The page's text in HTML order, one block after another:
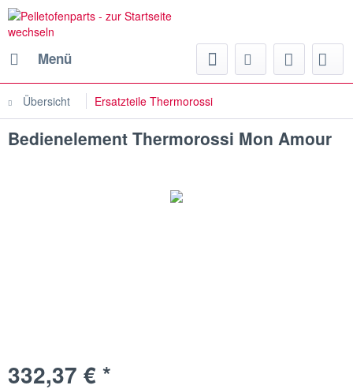
Menü
Übersicht Ersatzteile Thermorossi
Bedienelement Thermorossi Mon Amour
332,37 € *